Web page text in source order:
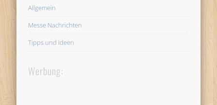
Allgemein
Messe Nachrichten
Tipps und Ideen
Werbung: